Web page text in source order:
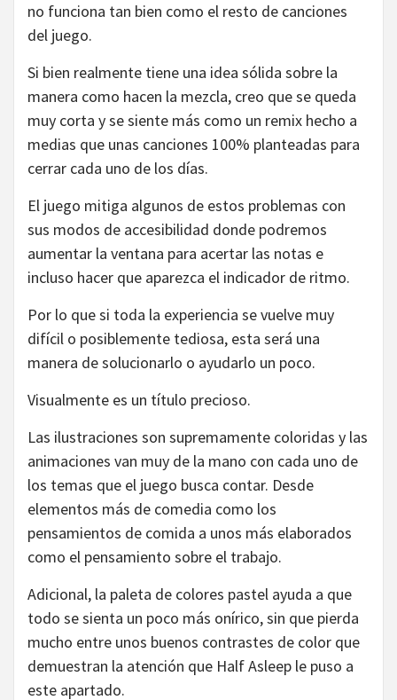
no funciona tan bien como el resto de canciones
del juego.
Si bien realmente tiene una idea sólida sobre la
manera como hacen la mezcla, creo que se queda
muy corta y se siente más como un remix hecho a
medias que unas canciones 100% planteadas para
cerrar cada uno de los días.
El juego mitiga algunos de estos problemas con
sus modos de accesibilidad donde podremos
aumentar la ventana para acertar las notas e
incluso hacer que aparezca el indicador de ritmo.
Por lo que si toda la experiencia se vuelve muy
difícil o posiblemente tediosa, esta será una
manera de solucionarlo o ayudarlo un poco.
Visualmente es un título precioso.
Las ilustraciones son supremamente coloridas y las
animaciones van muy de la mano con cada uno de
los temas que el juego busca contar. Desde
elementos más de comedia como los
pensamientos de comida a unos más elaborados
como el pensamiento sobre el trabajo.
Adicional, la paleta de colores pastel ayuda a que
todo se sienta un poco más onírico, sin que pierda
mucho entre unos buenos contrastes de color que
demuestran la atención que Half Asleep le puso a
este apartado.